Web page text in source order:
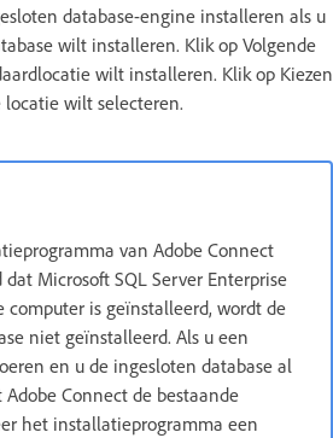
database-engine installeren als u
wilt installeren. Klik op Volgende
wilt installeren. Klik op Kiezen
locatie wilt selecteren.
van Adobe Connect
Microsoft SQL Server Enterprise
computer is geïnstalleerd, wordt de
niet geïnstalleerd. Als u een
en u de ingesloten database al
Connect de bestaande
het installatieprogramma een